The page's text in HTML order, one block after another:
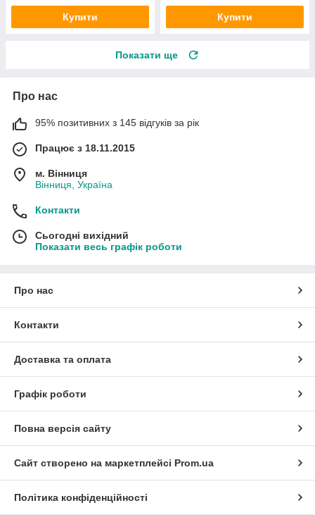
Купити Купити
Показати ще
Про нас
95% позитивних з 145 відгуків за рік
Працює з 18.11.2015
м. Вінниця
Вінниця, Україна
Контакти
Сьогодні вихідний
Показати весь графік роботи
Про нас
Контакти
Доставка та оплата
Графік роботи
Повна версія сайту
Сайт створено на маркетплейсі Prom.ua
Політика конфіденційності